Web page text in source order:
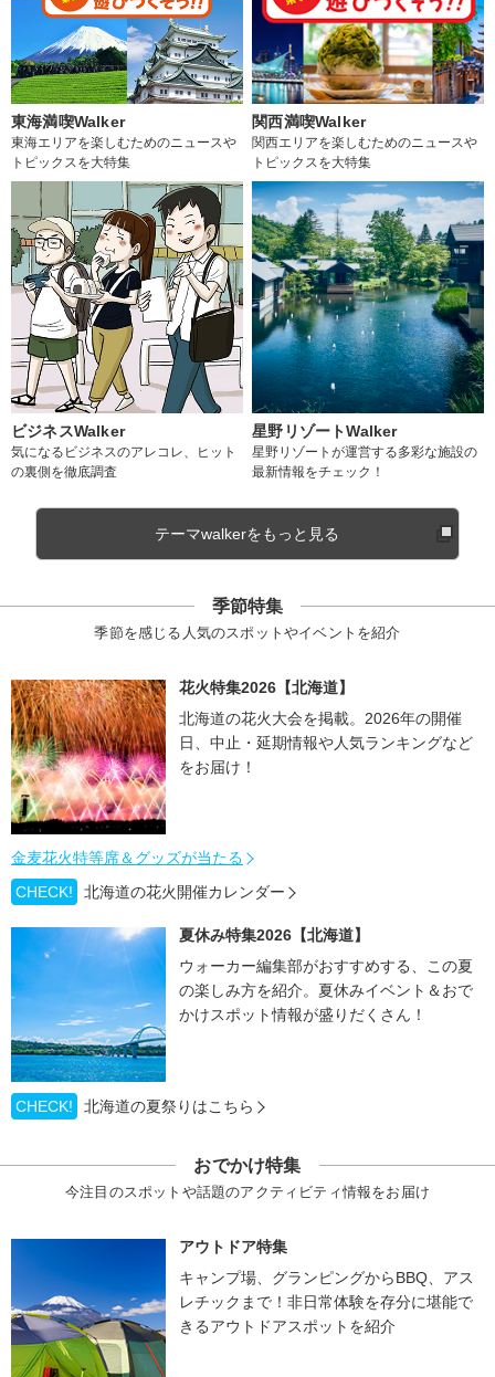
東海満喫Walker
東海エリアを楽しむためのニュースや
トピックスを大特集
関西満喫Walker
関西エリアを楽しむためのニュースや
トピックスを大特集
ビジネスWalker
気になるビジネスのアレコレ、ヒット
の裏側を徹底調査
星野リゾートWalker
星野リゾートが運営する多彩な施設の
最新情報をチェック！
テーマwalkerをもっと見る
季節特集
季節を感じる人気のスポットやイベントを紹介
花火特集2026【北海道】
北海道の花火大会を掲載。2026年の開催
日、中止・延期情報や人気ランキングなど
をお届け！
金麦花火特等席＆グッズが当たる
CHECK!
北海道の花火開催カレンダー
夏休み特集2026【北海道】
ウォーカー編集部がおすすめする、この夏
の楽しみ方を紹介。夏休みイベント＆おで
かけスポット情報が盛りだくさん！
CHECK! 北海道の夏祭りはこちら
おでかけ特集
今注目のスポットや話題のアクティビティ情報をお届け
アウトドア特集
キャンプ場、グランピングからBBQ、アス
レチックまで！非日常体験を存分に堪能で
きるアウトドアスポットを紹介